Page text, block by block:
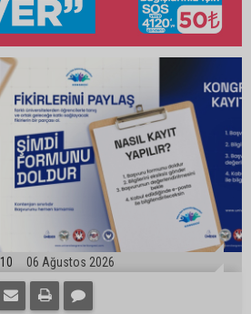
06 Ağustos 2026